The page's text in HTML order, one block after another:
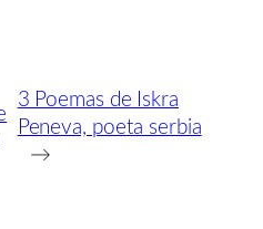
3 Poemas de Iskra
Peneva, poeta serbia
→